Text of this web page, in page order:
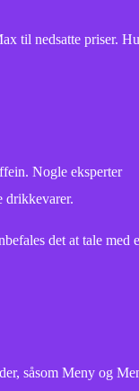
til nedsatte priser.
Nogle eksperter
drikkevarer.
det at tale med
såsom Meny og